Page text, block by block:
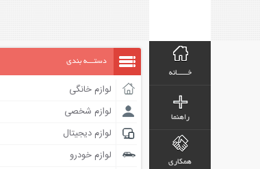
خـــــانه
راهنما
همکاری
دستـــه بندی
لوازم خانگی
لوازم شخصی
لوازم دیجیتال
لوازم خودرو